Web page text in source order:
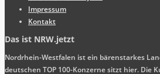
Impressum
Kontakt
Das ist NRW.jetzt
Nordrhein-Westfalen ist ein bärenstarkes
deutschen TOP 100-Konzerne sitzt hier. Die